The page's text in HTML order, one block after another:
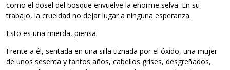
como el dosel del bosque envuelve la enorme selva. En su
trabajo, la crueldad no dejar lugar a ninguna esperanza.
Esto es una mierda, piensa.
Frente a él, sentada en una silla tiznada por el óxido, una mujer
de unos sesenta y tantos años, cabellos grises, desgreñados,